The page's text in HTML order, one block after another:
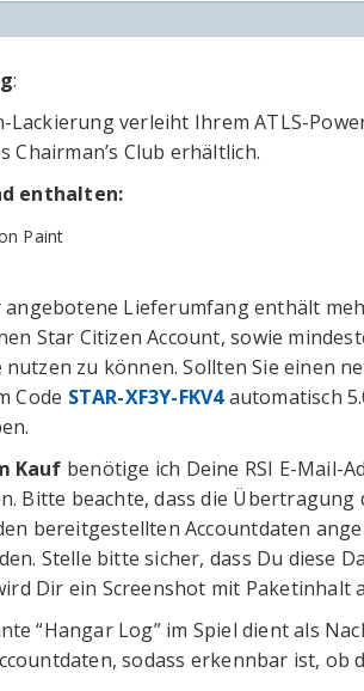
:
Lackierung verleiht Ihrem ATLS-
Chairman’s Club erhältlich.
enthalten:
Paint
angebotene Lieferumfang enthält
Star Citizen Account, sowie
nutzen zu können. Sollten Sie einen
Code STAR-XF3Y-FKV4automatisch
Kauf benötige ich Deine RSI E-Mail-
Bitte beachte, dass die
bereitgestellten Accountdaten
Stelle bitte sicher, dass Du diese
Dir ein Screenshot mit Paketinhalt
“Hangar Log” im Spiel dient als
sodass erkennbar ist,